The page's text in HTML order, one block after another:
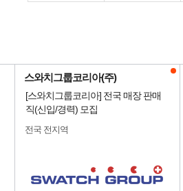
스와치그룹코리아(주)
[스와치그룹코리아] 전국 매장 판매
직(신입/경력) 모집
전국 전지역